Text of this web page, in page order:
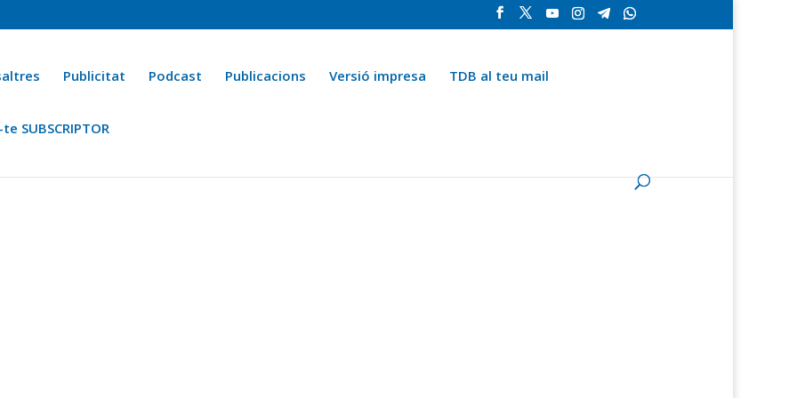
Publicitat Podcast Publicacions Versió impresa TDB al teu mail
SUBSCRIPTOR
Ara fa 25 anys